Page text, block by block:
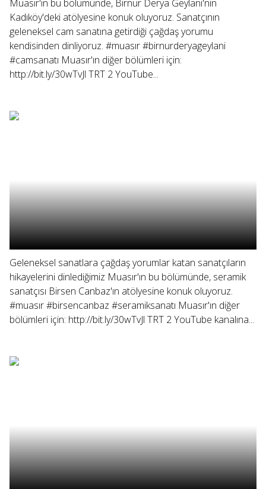
Muasır'ın bu bölümünde, Birnur Derya Geylani'nin
Kadıköy'deki atölyesine konuk oluyoruz. Sanatçının
geleneksel cam sanatına getirdiği çağdaş yorumu
kendisinden dinliyoruz. #muasır #birnurderyageylani
#camsanatı Muasır'ın diğer bölümleri için:
http://bit.ly/30wTvJl TRT 2 YouTube...
Geleneksel sanatlara çağdaş yorumlar katan sanatçıların
hikayelerini dinlediğimiz Muasır'ın bu bölümünde, seramik
sanatçısı Birsen Canbaz'ın atölyesine konuk oluyoruz.
#muasır #birsencanbaz #seramiksanatı Muasır'ın diğer
bölümleri için: http://bit.ly/30wTvJl TRT 2 YouTube kanalına...